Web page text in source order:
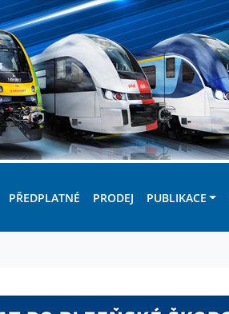
PŘEDPLATNÉ PRODEJ PUBLIKACE